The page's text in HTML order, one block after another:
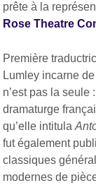
prête à la
Rose Theatre
Première
Lumley incarne
n’est pas la seule
dramaturge
qu’elle intitula
fut également
classiques
modernes de